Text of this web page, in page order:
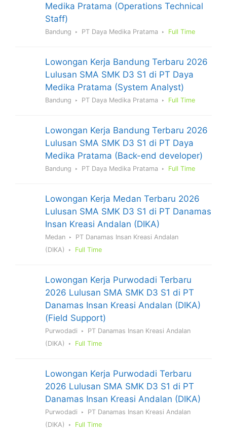
Medika Pratama (Operations Technical
Staff)
Bandung PT Daya Medika Pratama Full Time
Lowongan Kerja Bandung Terbaru 2026
Lulusan SMA SMK D3 S1 di PT Daya
Medika Pratama (System Analyst)
Bandung PT Daya Medika Pratama Full Time
Lowongan Kerja Bandung Terbaru 2026
Lulusan SMA SMK D3 S1 di PT Daya
Medika Pratama (Back-end developer)
Bandung PT Daya Medika Pratama Full Time
Lowongan Kerja Medan Terbaru 2026
Lulusan SMA SMK D3 S1 di PT Danamas
Insan Kreasi Andalan (DIKA)
Medan
PT Danamas Insan Kreasi Andalan
(DIKA)
Full Time
Lowongan Kerja Purwodadi Terbaru
2026 Lulusan SMA SMK D3 S1 di PT
Danamas Insan Kreasi Andalan (DIKA)
(Field Support)
Purwodadi
PT Danamas Insan Kreasi Andalan
(DIKA)
Full Time
Lowongan Kerja Purwodadi Terbaru
2026 Lulusan SMA SMK D3 S1 di PT
Danamas Insan Kreasi Andalan (DIKA)
Purwodadi
PT Danamas Insan Kreasi Andalan
(DIKA)
Full Time